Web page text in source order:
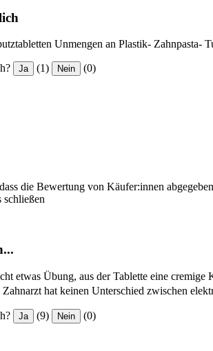
Unmengen an Plastik- Zahnpasta-
Ja (1) Nein (0)
die Bewertung von Käufer:innen
etwas Übung, aus der Tablette eine
hat keinen Unterschied zwischen
Ja (9) Nein (0)